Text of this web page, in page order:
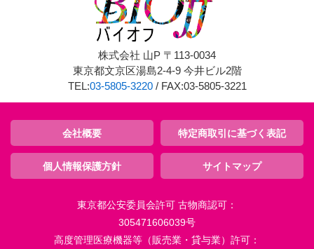
株式会社 山P 〒113-0034
東京都文京区湯島2-4-9 今井ビル2階
TEL:03-5805-3220/ FAX:03-5805-3221
会社概要 特定商取引に基づく表記
個人情報保護方針 サイトマップ
東京都公安委員会許可 古物商認可：
305471606039号
高度管理医療機器等（販売業・貸与業）許可：